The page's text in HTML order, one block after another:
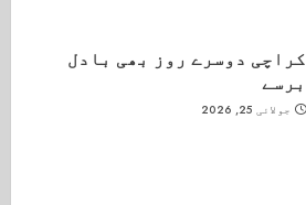
کراچی دوسرے روز بھی بادل
برسے
جولائی 25, 2026